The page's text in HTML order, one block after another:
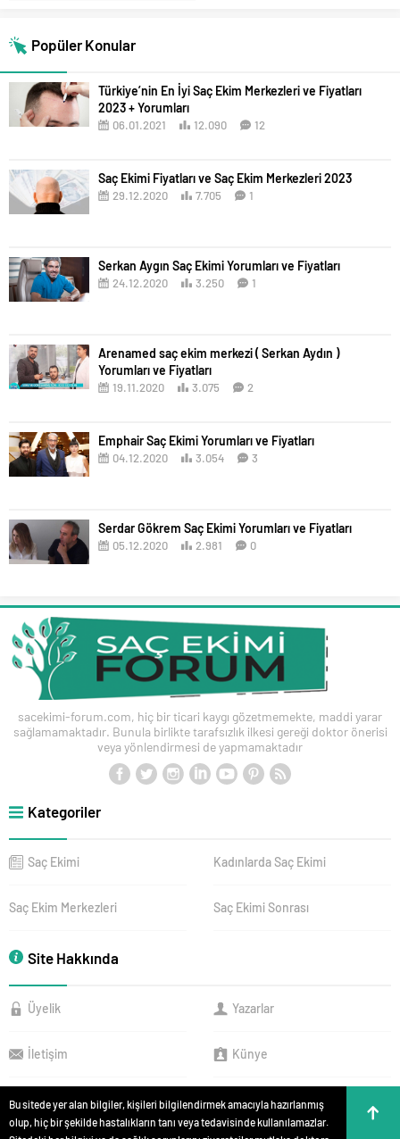
Popüler Konular
Türkiye’nin En İyi Saç Ekim Merkezleri ve Fiyatları
2023 + Yorumları
06.01.2021 12.090 12
Saç Ekimi Fiyatları ve Saç Ekim Merkezleri 2023
29.12.2020 7.705 1
Serkan Aygın Saç Ekimi Yorumları ve Fiyatları
24.12.2020 3.250 1
Arenamed saç ekim merkezi ( Serkan Aydın )
Yorumları ve Fiyatları
19.11.2020 3.075 2
Emphair Saç Ekimi Yorumları ve Fiyatları
04.12.2020 3.054 3
Serdar Gökrem Saç Ekimi Yorumları ve Fiyatları
05.12.2020 2.981 0
sacekimi-forum.com, hiç bir ticari kaygı gözetmemekte, maddi yarar
sağlamamaktadır. Bunula birlikte tarafsızlık ilkesi gereği doktor önerisi
veya yönlendirmesi de yapmamaktadır
Kategoriler
Saç Ekimi Kadınlarda Saç Ekimi
Saç Ekim Merkezleri Saç Ekimi Sonrası
Site Hakkında
Üyelik Yazarlar
İletişim Künye
Bu sitede yer alan bilgiler, kişileri bilgilendirmek amacıyla hazırlanmış
olup, hiç bir şekilde hastalıkların tanı veya tedavisinde kullanılamazlar.